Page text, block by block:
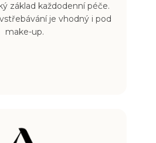
základ každodenní péče.
je vhodný i pod
make-up.